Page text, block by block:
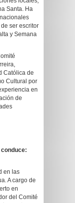
Santa. Ha
ser escritor
y Semana
Católica de
Cultural por
en
de
en las
A cargo de
en
del Comité